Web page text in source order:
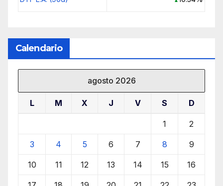
Calendario
agosto 2026
L M X J V S D
1 2
3 4 5 6 7 8 9
10 11 12 13 14 15 16